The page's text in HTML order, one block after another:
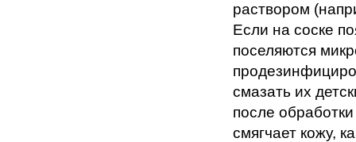
раствором
Если на соске
поселяются
смазать их
после
смягчает кожу,